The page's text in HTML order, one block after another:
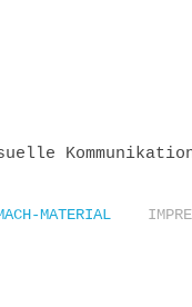
MATERIAL